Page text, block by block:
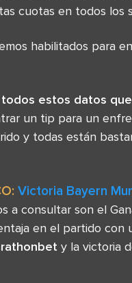
cuotas en todos los
habilitados para
todos estos datos
un tip para un
y todas están
Victoria Bayern
a consultar son el
en el partido con
y la victoria